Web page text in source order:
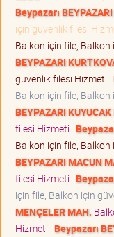
Beypazarı
için güvenlik filesi
Balkon için file,
BEYPAZARI
güvenlik filesi Hizmeti
Balkon için file,
BEYPAZARI
filesi Hizmeti
Balkon için file,
BEYPAZARI MACUN
filesi Hizmeti
için file, Balkon için
MENÇELER MAH.
Hizmeti Beypazarı